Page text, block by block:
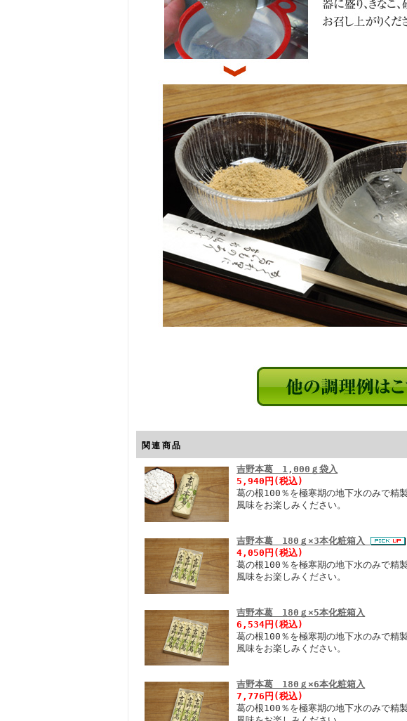
関連商品
吉野本葛 1,000ｇ袋入
5,940円(税込)
葛の根100％を極寒期の地下水のみで精
風味をお楽しみください。
吉野本葛 180ｇ×3本化粧箱入
4,050円(税込)
葛の根100％を極寒期の地下水のみで精
風味をお楽しみください。
吉野本葛 180ｇ×5本化粧箱入
6,534円(税込)
葛の根100％を極寒期の地下水のみで精
風味をお楽しみください。
吉野本葛 180ｇ×6本化粧箱入
7,776円(税込)
葛の根100％を極寒期の地下水のみで精